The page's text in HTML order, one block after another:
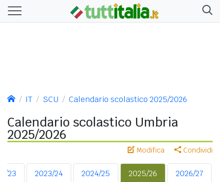
IT SCU Calendario scolastico 2025/2026
Calendario scolastico Umbria
2025/2026
Modifica Condividi
23 2023/24 2024/25 2025/26 2026/27